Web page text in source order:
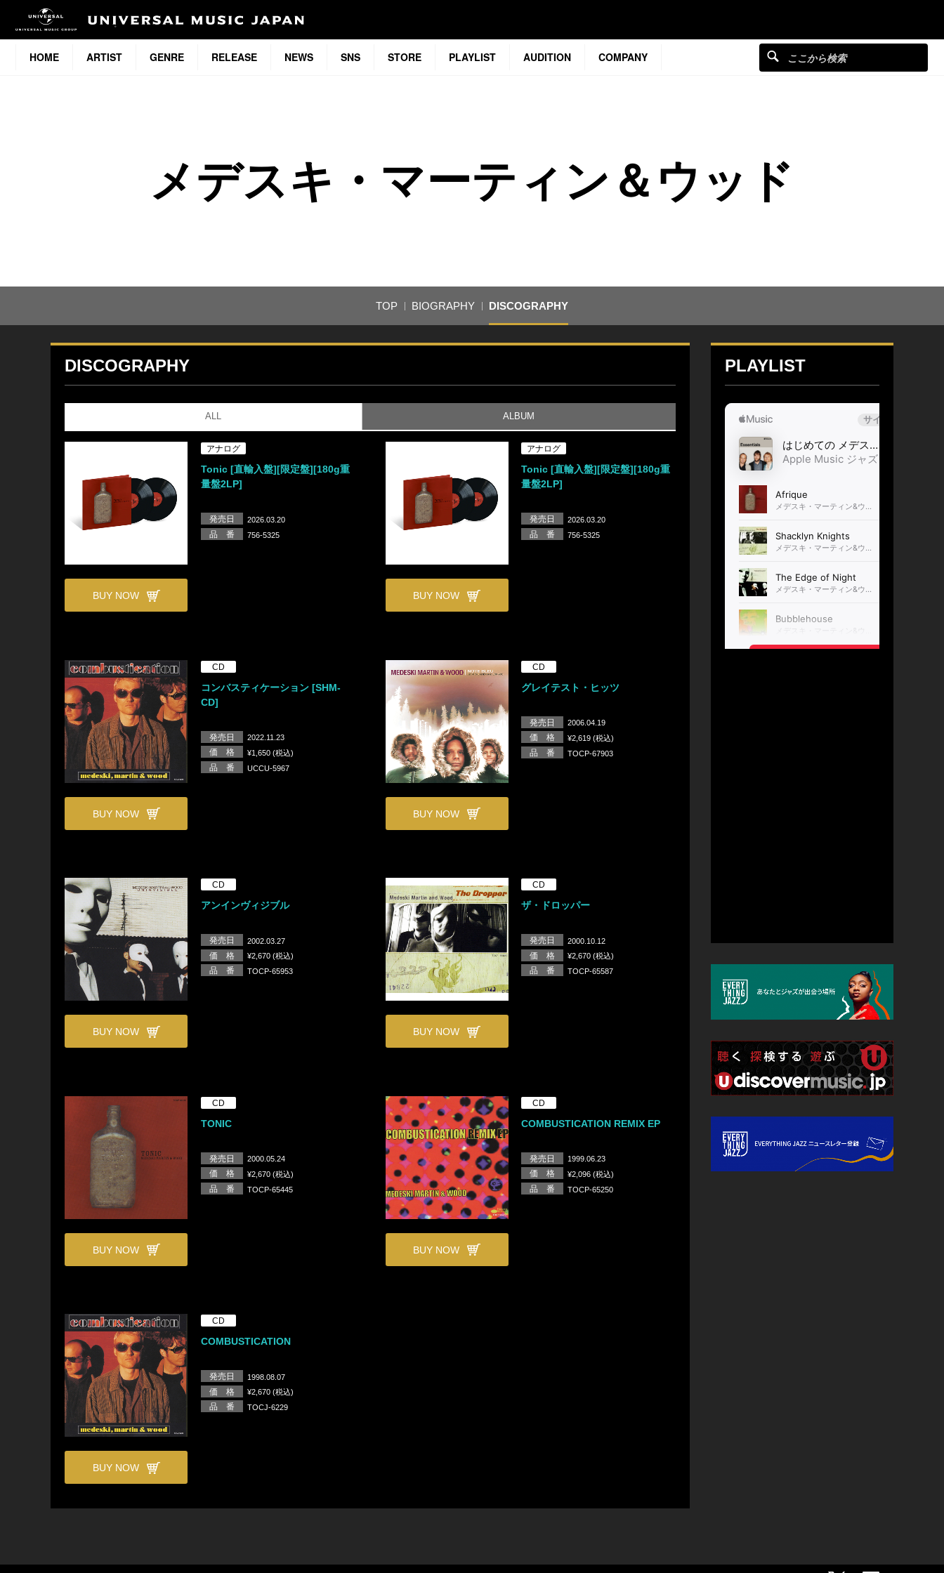
HOME ARTIST GENRE RELEASE NEWS SNS STORE PLAYLIST AUDITION COMPANY
メデスキ・マーティン＆ウッド
TOP BIOGRAPHY DISCOGRAPHY
DISCOGRAPHY
ALL ALBUM
BUY NOW
アナログ
Tonic [直輸入盤][限定盤][180g重
量盤2LP]
発売日 2026.03.20
品 番 756-5325
BUY NOW
アナログ
Tonic [直輸入盤][限定盤][180g重
量盤2LP]
発売日 2026.03.20
品 番 756-5325
BUY NOW
CD
コンバスティケーション [SHM-
CD]
発売日 2022.11.23
価 格 ¥1,650 (税込)
品 番 UCCU-5967
BUY NOW
CD
グレイテスト・ヒッツ
発売日 2006.04.19
価 格 ¥2,619 (税込)
品 番 TOCP-67903
BUY NOW
CD
アンインヴィジブル
発売日 2002.03.27
価 格 ¥2,670 (税込)
品 番 TOCP-65953
BUY NOW
CD
ザ・ドロッパー
発売日 2000.10.12
価 格 ¥2,670 (税込)
品 番 TOCP-65587
BUY NOW
CD
TONIC
発売日 2000.05.24
価 格 ¥2,670 (税込)
品 番 TOCP-65445
BUY NOW
CD
COMBUSTICATION REMIX EP
発売日 1999.06.23
価 格 ¥2,096 (税込)
品 番 TOCP-65250
BUY NOW
CD
COMBUSTICATION
発売日 1998.08.07
価 格 ¥2,670 (税込)
品 番 TOCJ-6229
PLAYLIST